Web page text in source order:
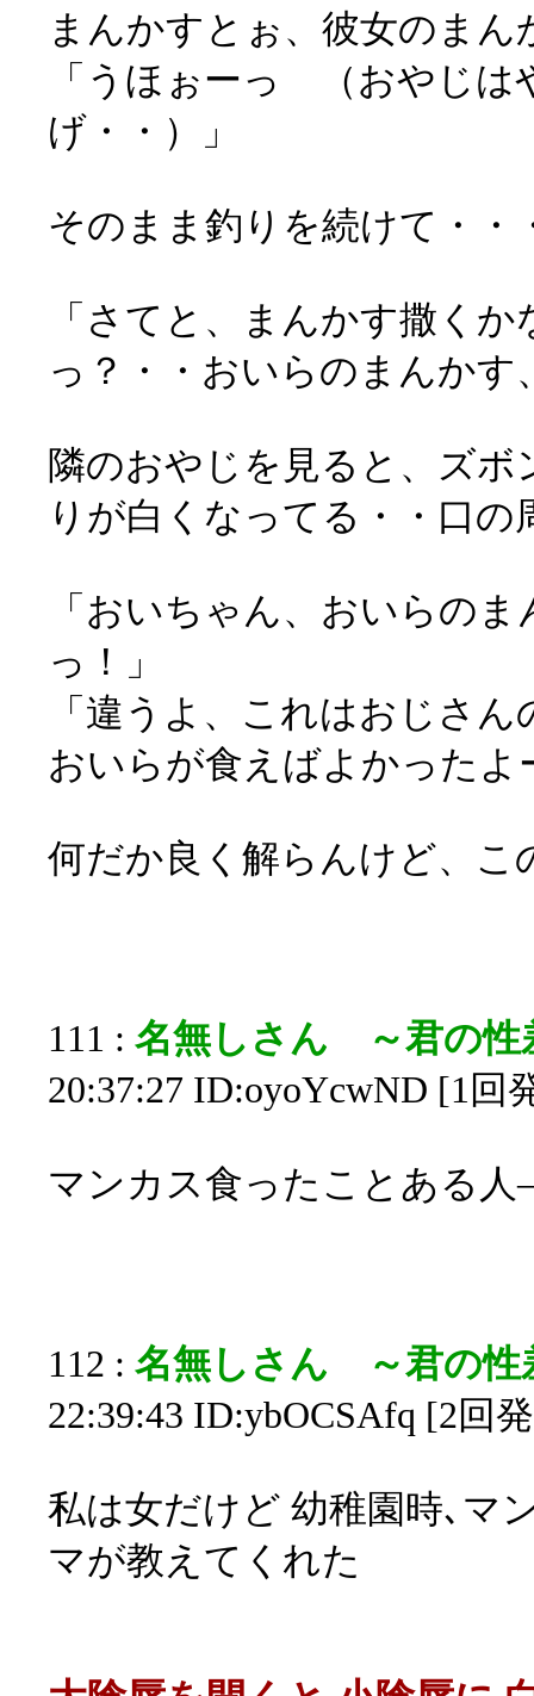
まんかすとぉ、彼女のま
「うほぉーっ （おやじは
げ・・）」
そのまま釣りを続けて・・
「さてと、まんかす撒く
っ？・・おいらのまんかす
隣のおやじを見ると、ズ
りが白くなってる・・口の
「おいちゃん、おいらの
っ！」
「違うよ、これはおじさ
おいらが食えばよかったよ
何だか良く解らんけど、こ
111 : 名無しさん ～君の性
20:37:27 ID:oyoYcwND [1回
マンカス食ったことある
112 : 名無しさん ～君の性
22:39:43 ID:ybOCSAfq [2回
私は女だけど 幼稚園時､マ
マが教えてくれた